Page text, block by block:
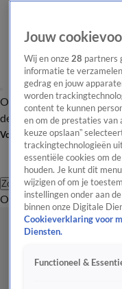
OverzichtAfleveringen
de redactieNieuwsbrief
Volg Shownieuws
Zoeken
OverzichtEntertainment
Jouw
Wij en onze 28 partners
informatie te
gedrag en jouw
worden
content te kunnen
en om de prestaties van
keuze opslaan”
trackingtechnologieën
essentiële cookies om
houden. Je kunt dit
wijzigen of om je
instellingen onder aan
binnen onze Digitale
Cookieverklaring voor
Diensten.
Functioneel &